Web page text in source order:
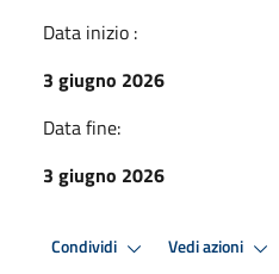
Data inizio :
3 giugno 2026
Data fine:
3 giugno 2026
Condividi Vedi azioni